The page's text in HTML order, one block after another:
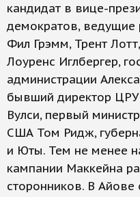
кандидат в вице-
демократов, ведущие
Фил Грэмм, Трент
Лоуренс Иглбергер,
администрации
бывший директор
Вулси, первый
США Том Ридж,
и Юты. Тем не менее
кампании Маккейна
сторонников. В Айове